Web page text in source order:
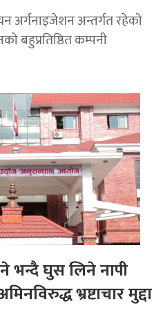
अर्गनाइजेशन अन्तर्गत रहेको
बहुप्रतिष्ठित कम्पनी
भन्दै घुस लिने नापी
भ्रष्टाचार मुद्दा